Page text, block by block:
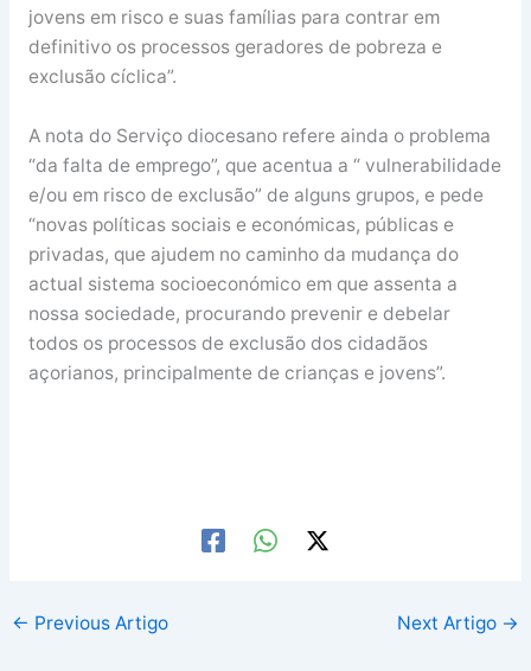
jovens em risco e suas famílias para contrar em
definitivo os processos geradores de pobreza e
exclusão cíclica”.
A nota do Serviço diocesano refere ainda o problema
“da falta de emprego”, que acentua a “ vulnerabilidade
e/ou em risco de exclusão” de alguns grupos, e pede
“novas políticas sociais e económicas, públicas e
privadas, que ajudem no caminho da mudança do
actual sistema socioeconómico em que assenta a
nossa sociedade, procurando prevenir e debelar
todos os processos de exclusão dos cidadãos
açorianos, principalmente de crianças e jovens”.
← Previous Artigo Next Artigo →